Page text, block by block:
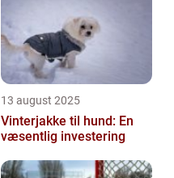
13 august 2025
Vinterjakke til hund: En
væsentlig investering